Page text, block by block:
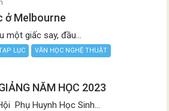
ở Melbourne
một giấc say, đầu...
LỤC VĂN HỌC NGHỆ THUẬT
NĂM HỌC 2023
Phụ Huynh Học Sinh...